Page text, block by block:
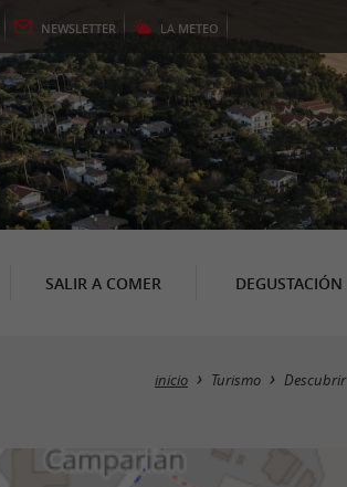
NEWSLETTER LA METEO
SALIR A COMER DEGUSTACIÓN
inicio Turismo Descubrir